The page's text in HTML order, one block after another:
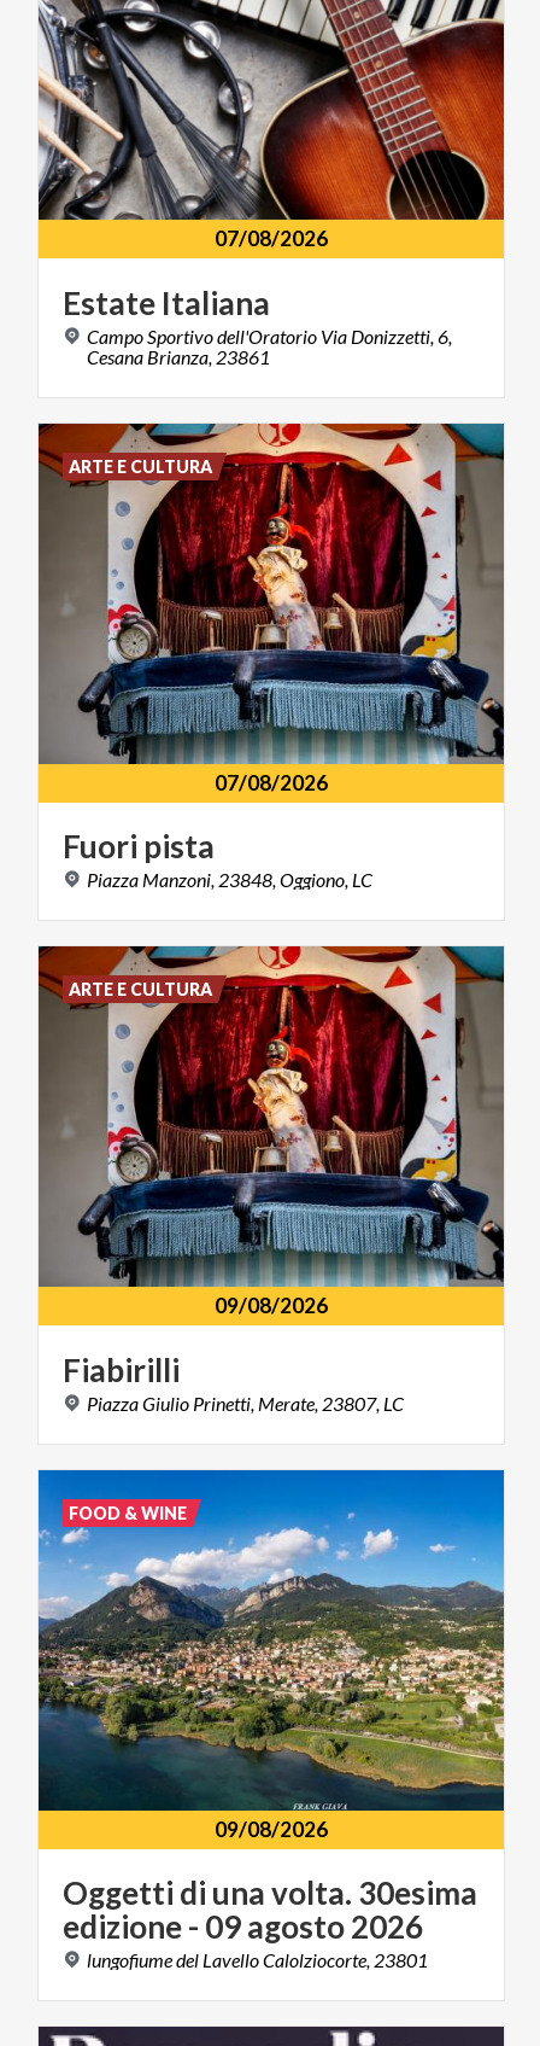
07/08/2026
Estate Italiana
Campo Sportivo dell'Oratorio Via Donizzetti, 6,
Cesana Brianza, 23861
07/08/2026
Fuori pista
Piazza Manzoni, 23848,Oggiono, LC
ARTE E CULTURA
09/08/2026
Fiabirilli
PiazzaGiulio Prinetti, Merate, 23807, LC
ARTE E CULTURA
09/08/2026
Oggetti di unavolta. 30esima
edizione- 09agosto2026
lungofiumedel LavelloCalolziocorte, 23801
FOOD & WINE